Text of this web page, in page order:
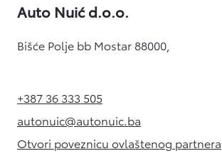
Auto Nuić d.o.o.
Bišće Polje bb Mostar 88000,
+387 36 333 505(Opens in new tab)
autonuic@autonuic.ba
(Opens in new tab)
Otvori poveznicu ovlaštenog partnera
(Opens in new tab)